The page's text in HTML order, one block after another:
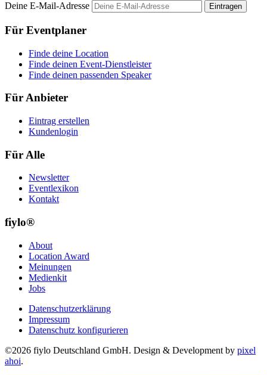
Deine E-Mail-Adresse Eintragen
Für Eventplaner
Finde deine Location
Finde deinen Event-Dienstleister
Finde deinen passenden Speaker
Für Anbieter
Eintrag erstellen
Kundenlogin
Für Alle
Newsletter
Eventlexikon
Kontakt
fiylo®
About
Location Award
Meinungen
Medienkit
Jobs
Datenschutzerklärung
Impressum
Datenschutz konfigurieren
©2026 fiylo Deutschland GmbH. Design & Development by pixel
ahoi.